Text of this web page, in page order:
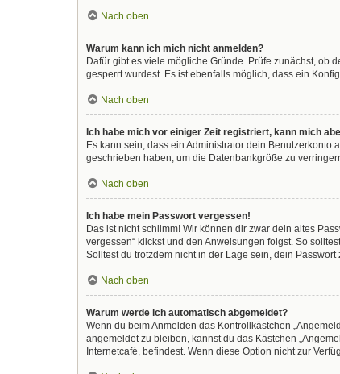
Nach oben
Warum kann ich mich nicht anmelden?
Dafür gibt es viele mögliche Gründe. Prüfe zunächst, ob
gesperrt wurdest. Es ist ebenfalls möglich, dass ein
Nach oben
Ich habe mich vor einiger Zeit registriert, kann mich
Es kann sein, dass ein Administrator dein
geschrieben haben, um die Datenbankgröße zu
Nach oben
Ich habe mein Passwort vergessen!
Das ist nicht schlimm! Wir können dir zwar dein altes
vergessen“ klickst und den Anweisungen folgst. So
Solltest du trotzdem nicht in der Lage sein, dein
Nach oben
Warum werde ich automatisch abgemeldet?
Wenn du beim Anmelden das Kontrollkästchen
angemeldet zu bleiben, kannst du das Kästchen
Internetcafé, befindest. Wenn diese Option nicht zur